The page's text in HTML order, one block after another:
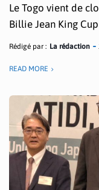
Le Togo vient de
Billie Jean King
Rédigé par : La rédaction
READ MORE